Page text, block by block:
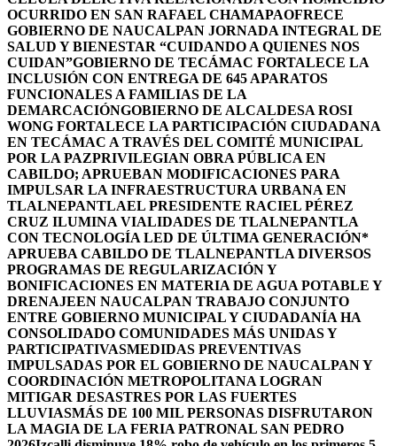
OCURRIDO EN SAN RAFAEL CHAMAPAOFRECE
GOBIERNO DE NAUCALPAN JORNADA INTEGRAL DE
SALUD Y BIENESTAR “CUIDANDO A QUIENES NOS
CUIDAN”GOBIERNO DE TECÁMAC FORTALECE LA
INCLUSIÓN CON ENTREGA DE 645 APARATOS
FUNCIONALES A FAMILIAS DE LA
DEMARCACIÓNGOBIERNO DE ALCALDESA ROSI
WONG FORTALECE LA PARTICIPACIÓN CIUDADANA
EN TECÁMAC A TRAVÉS DEL COMITÉ MUNICIPAL
POR LA PAZPRIVILEGIAN OBRA PÚBLICA EN
CABILDO; APRUEBAN MODIFICACIONES PARA
IMPULSAR LA INFRAESTRUCTURA URBANA EN
TLALNEPANTLAEL PRESIDENTE RACIEL PÉREZ
CRUZ ILUMINA VIALIDADES DE TLALNEPANTLA
CON TECNOLOGÍA LED DE ÚLTIMA GENERACIÓN*
APRUEBA CABILDO DE TLALNEPANTLA DIVERSOS
PROGRAMAS DE REGULARIZACIÓN Y
BONIFICACIONES EN MATERIA DE AGUA POTABLE Y
DRENAJEEN NAUCALPAN TRABAJO CONJUNTO
ENTRE GOBIERNO MUNICIPAL Y CIUDADANÍA HA
CONSOLIDADO COMUNIDADES MÁS UNIDAS Y
PARTICIPATIVASMEDIDAS PREVENTIVAS
IMPULSADAS POR EL GOBIERNO DE NAUCALPAN Y
COORDINACIÓN METROPOLITANA LOGRAN
MITIGAR DESASTRES POR LAS FUERTES
LLUVIASMÁS DE 100 MIL PERSONAS DISFRUTARON
LA MAGIA DE LA FERIA PATRONAL SAN PEDRO